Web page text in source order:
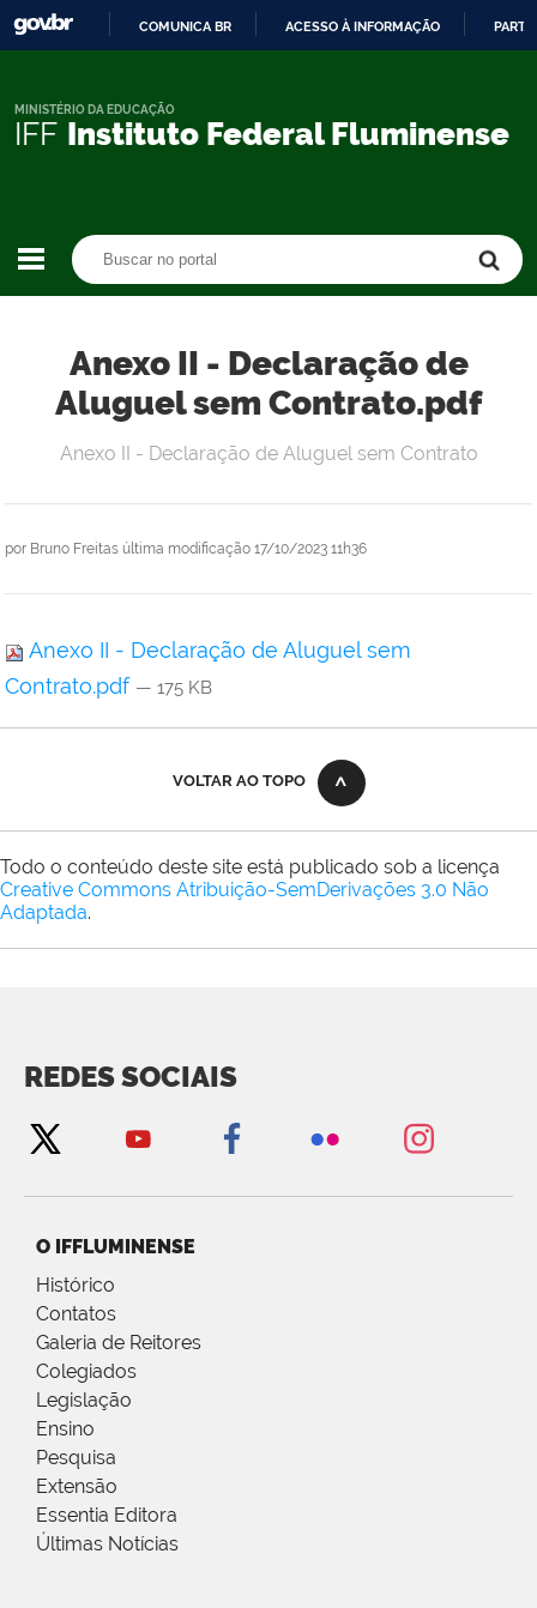
CONTEÚDO
COMUNICA BR ACESSO À INFORMAÇÃO
IFF Instituto Federal Fluminense
MINISTÉRIO DA EDUCAÇÃO
Anexo II - Declaração de
Aluguel sem Contrato.pdf
por Bruno Freitas última modificação 17/10/2023 11h36
Anexo II - Declaração de Aluguel sem Contrato
Anexo II - Declaração de Aluguel sem
Contrato.pdf — 175 KB
VOLTAR AO TOPO
Todo o conteúdo deste site está publicado sob a licença
Creative Commons Atribuição-SemDerivações 3.0 Não
Adaptada.
REDES SOCIAIS
O IFFLUMINENSE
Histórico
Contatos
Galeria de Reitores
Colegiados
Legislação
Ensino
Pesquisa
Extensão
Essentia Editora
Últimas Notícias